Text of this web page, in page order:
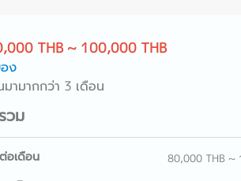
THB ~ 100,000 THB
ง
มามากกว่า 3 เดือน
วม
อเดือน 80,000 THB ~